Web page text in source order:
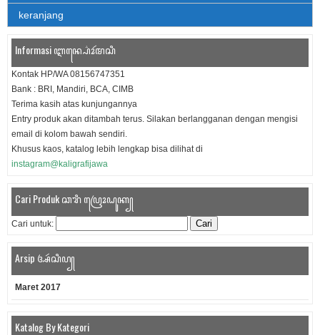
keranjang
Informasi ꦆꦤ꧀ꦥ꦳ꦺꦴꦂꦩꦱꦶ
Kontak HP/WA 08156747351
Bank : BRI, Mandiri, BCA, CIMB
Terima kasih atas kunjungannya
Entry produk akan ditambah terus. Silakan berlangganan dengan mengisi
email di kolom bawah sendiri.
Khusus kaos, katalog lebih lengkap bisa dilihat di
instagram@kaligrafijawa
Cari Produk ꦕꦫꦶ ꦥꦿꦺꦴꦝꦸꦏ꧀
Cari untuk:
Arsip ꦄꦂꦱꦶꦥ꧀
Maret 2017
Katalog By Kategori